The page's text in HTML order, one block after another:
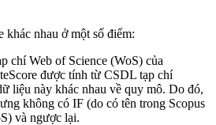
khác nhau ở một số điểm:
chí Web of Science (WoS) của
được tính từ CSDL tạp chí
liệu này khác nhau về quy mô. Do đó,
không có IF (do có tên trong Scopus
và ngược lại.